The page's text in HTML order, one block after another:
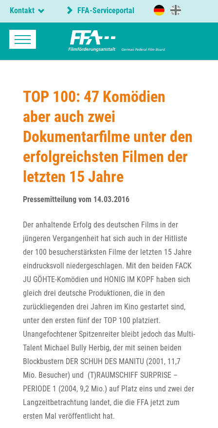
Kontakt FFA-Serviceportal
TOP 100: 47 Komödien
aber auch zwei
Dokumentarfilme unter den
erfolgreichsten Filmen der
letzten 15 Jahre
Pressemitteilung vom 14.03.2016
Der anhaltende Erfolg des deutschen Films in der
jüngeren Vergangenheit hat sich auch in der Hitliste
der 100 besucherstärksten Filme der letzten 15 Jahre
eindrucksvoll niedergeschlagen. Mit den beiden FACK
JU GÖHTE-Komödien und HONIG IM KOPF haben sich
gleich drei deutsche Produktionen, die in den
zurückliegenden drei Jahren im Kino gestartet sind,
unter den ersten fünf der TOP 100 platziert.
Unangefochtener Spitzenreiter bleibt jedoch das Multi-
Talent Michael Bully Herbig, der mit seinen beiden
Blockbustern DER SCHUH DES MANITU (2001, 11,7
Mio. Besucher) und (T)RAUMSCHIFF SURPRISE –
PERIODE 1 (2004, 9,2 Mio.) auf Platz eins und zwei der
Langzeitbetrachtung landet, die die FFA jetzt zum
ersten Mal veröffentlicht hat.